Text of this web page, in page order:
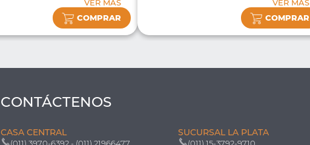
VER MÁS
COMPRAR
VER MÁS
COMPRAR
CONTÁCTENOS
CASA CENTRAL
(011) 3970-6392 - (011) 21966477
SUCURSAL LA PLATA
(011) 15-3792-9710